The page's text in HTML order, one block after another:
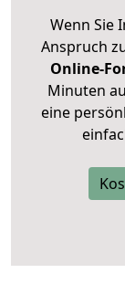
Wenn Sie
Anspruch
Online-
Minuten
eine